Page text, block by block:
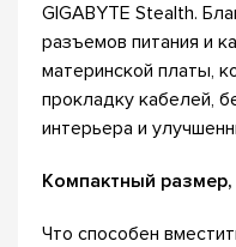
GIGABYTE Stealth.
разъемов питания и
материнской платы,
прокладку кабелей,
интерьера и
Компактный
Что способен